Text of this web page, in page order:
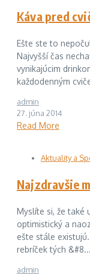
Káva pred
Ešte ste to
Najvyšší čas
vynikajúcim
každodenným
admin
27. júna 2014
Read More
Aktuality a
Najzdravšie
Myslíte si, že také
optimistický a
ešte stále
rebríček tých &#8...
admin